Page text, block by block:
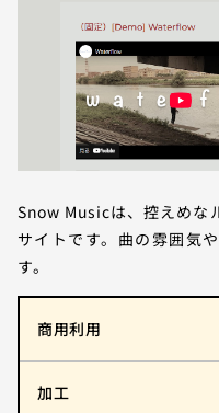
Snow Musicは、控えめな
サイトです。曲の雰囲気
す。
商用利用
加工